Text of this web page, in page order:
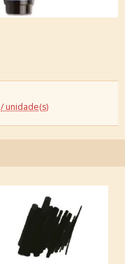
/ unidade(s)